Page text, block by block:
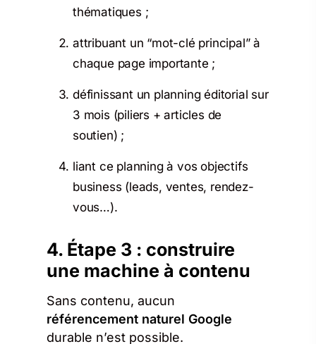
thématiques ;
attribuant un “mot-clé principal” à
chaque page importante ;
définissant un planning éditorial sur
3 mois (piliers + articles de
soutien) ;
liant ce planning à vos objectifs
business (leads, ventes, rendez-
vous…).
4. Étape 3 : construire
une machine à contenu
Sans contenu, aucun
référencement naturel Google
durable n’est possible.